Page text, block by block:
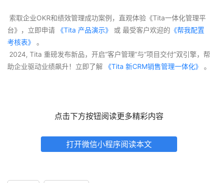
台》，立即申请 《Tita 产品演示》 或 最受客户欢迎的 《帮我配置
考核表》
。
助企业驱动业绩飙升！立即了解 《Tita 新CRM销售管理一体化》 。
点击下方按钮阅读更多精彩内容
打开微信小程序阅读本文